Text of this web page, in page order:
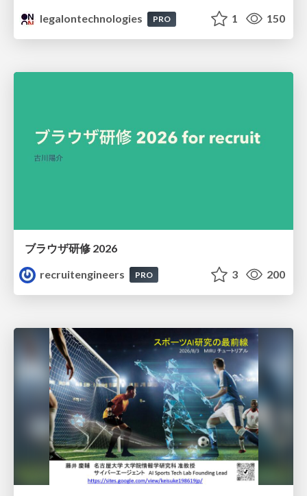
legalontechnologies
PRO 1 150
ブラウザ研修 2026
recruitengineers
PRO 3 200